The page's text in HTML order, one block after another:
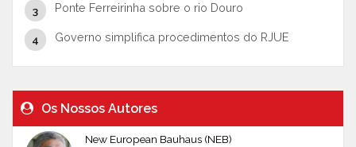
Ponte Ferreirinha sobre o rio Douro
Governo simplifica procedimentos do RJUE
Os Nossos Autores
New European Bauhaus (NEB)